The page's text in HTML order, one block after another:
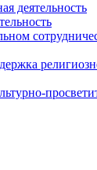
деятельность